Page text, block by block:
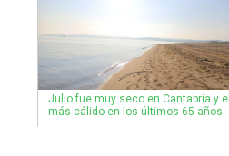
Julio fue muy seco en Cantabria y el
más cálido en los últimos 65 años